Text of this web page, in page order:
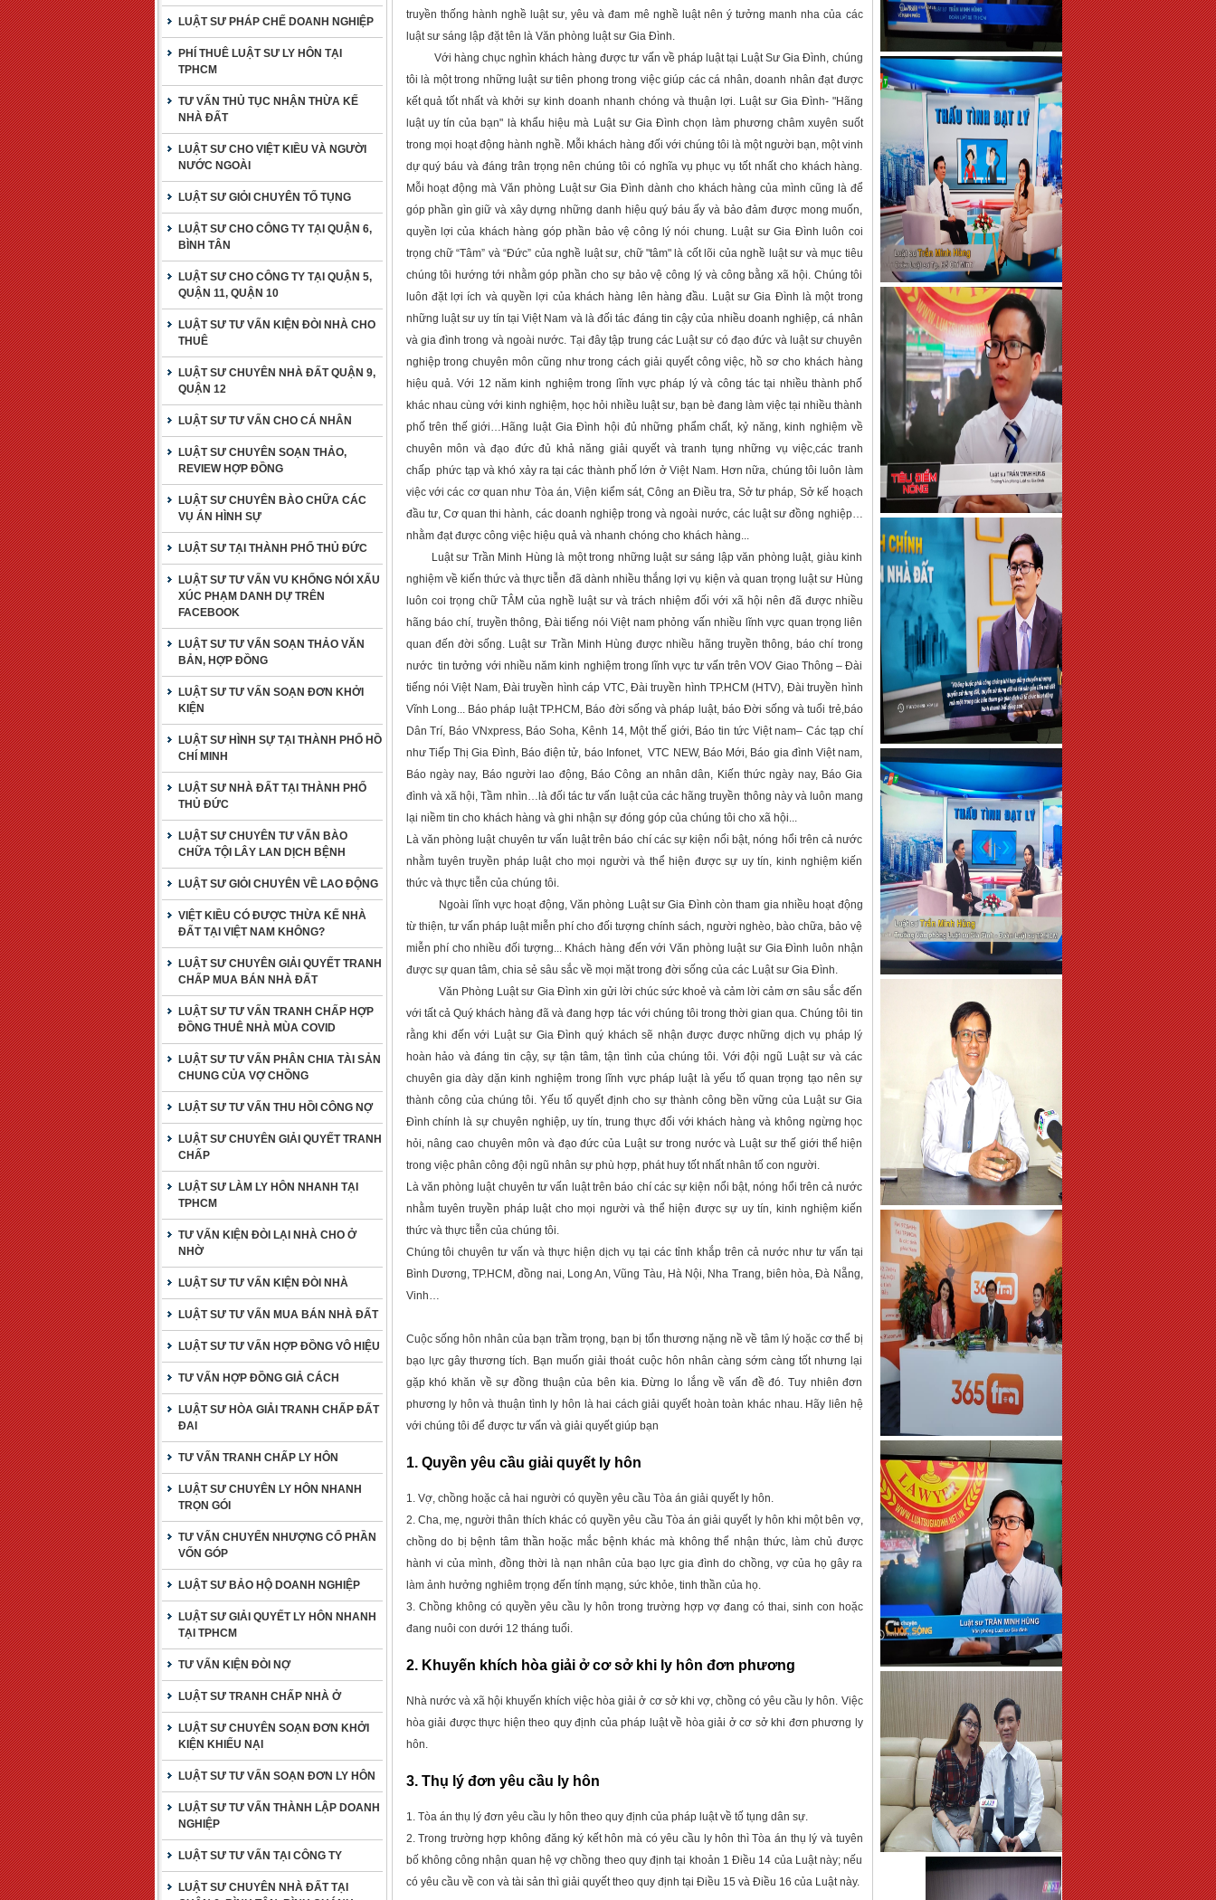
LUẬT SƯ PHÁP CHẾ DOANH NGHIỆP
PHÍ THUÊ LUẬT SƯ LY HÔN TẠI
TPHCM
TƯ VẤN THỦ TỤC NHẬN THỪA KẾ
NHÀ ĐẤT
LUẬT SƯ CHO VIỆT KIỀU VÀ NGƯỜI
NƯỚC NGOÀI
LUẬT SƯ GIỎI CHUYÊN TỐ TỤNG
LUẬT SƯ CHO CÔNG TY TẠI QUẬN 6,
BÌNH TÂN
LUẬT SƯ CHO CÔNG TY TẠI QUẬN 5,
QUẬN 11, QUẬN 10
LUẬT SƯ TƯ VẤN KIỆN ĐÒI NHÀ CHO
THUÊ
LUẬT SƯ CHUYÊN NHÀ ĐẤT QUẬN 9,
QUẬN 12
LUẬT SƯ TƯ VẤN CHO CÁ NHÂN
LUẬT SƯ CHUYÊN SOẠN THẢO,
REVIEW HỢP ĐỒNG
LUẬT SƯ CHUYÊN BÀO CHỮA CÁC
VỤ ÁN HÌNH SỰ
LUẬT SƯ TẠI THÀNH PHỐ THỦ ĐỨC
LUẬT SƯ TƯ VẤN VU KHỐNG NÓI XẤU
XÚC PHẠM DANH DỰ TRÊN
FACEBOOK
LUẬT SƯ TƯ VẤN SOẠN THẢO VĂN
BẢN, HỢP ĐỒNG
LUẬT SƯ TƯ VẤN SOẠN ĐƠN KHỞI
KIỆN
LUẬT SƯ HÌNH SỰ TẠI THÀNH PHỐ HỒ
CHÍ MINH
LUẬT SƯ NHÀ ĐẤT TẠI THÀNH PHỐ
THỦ ĐỨC
LUẬT SƯ CHUYÊN TƯ VẤN BÀO
CHỮA TỘI LÂY LAN DỊCH BỆNH
LUẬT SƯ GIỎI CHUYÊN VỀ LAO ĐỘNG
VIỆT KIỀU CÓ ĐƯỢC THỪA KẾ NHÀ
ĐẤT TẠI VIỆT NAM KHÔNG?
LUẬT SƯ CHUYÊN GIẢI QUYẾT TRANH
CHẤP MUA BÁN NHÀ ĐẤT
LUẬT SƯ TƯ VẤN TRANH CHẤP HỢP
ĐỒNG THUÊ NHÀ MÙA COVID
LUẬT SƯ TƯ VẤN PHÂN CHIA TÀI SẢN
CHUNG CỦA VỢ CHỒNG
LUẬT SƯ TƯ VẤN THU HỒI CÔNG NỢ
LUẬT SƯ CHUYÊN GIẢI QUYẾT TRANH
CHẤP
LUẬT SƯ LÀM LY HÔN NHANH TẠI
TPHCM
TƯ VẤN KIỆN ĐÒI LẠI NHÀ CHO Ở
NHỜ
LUẬT SƯ TƯ VẤN KIỆN ĐÒI NHÀ
LUẬT SƯ TƯ VẤN MUA BÁN NHÀ ĐẤT
LUẬT SƯ TƯ VẤN HỢP ĐỒNG VÔ HIỆU
TƯ VẤN HỢP ĐỒNG GIẢ CÁCH
LUẬT SƯ HÒA GIẢI TRANH CHẤP ĐẤT
ĐAI
TƯ VẤN TRANH CHẤP LY HÔN
LUẬT SƯ CHUYÊN LY HÔN NHANH
TRỌN GÓI
TƯ VẤN CHUYỂN NHƯỢNG CỔ PHẦN
VỐN GÓP
LUẬT SƯ BẢO HỘ DOANH NGHIỆP
LUẬT SƯ GIẢI QUYẾT LY HÔN NHANH
TẠI TPHCM
TƯ VẤN KIỆN ĐÒI NỢ
LUẬT SƯ TRANH CHẤP NHÀ Ở
LUẬT SƯ CHUYÊN SOẠN ĐƠN KHỞI
KIỆN KHIẾU NẠI
LUẬT SƯ TƯ VẤN SOẠN ĐƠN LY HÔN
LUẬT SƯ TƯ VẤN THÀNH LẬP DOANH
NGHIỆP
LUẬT SƯ TƯ VẤN TẠI CÔNG TY
LUẬT SƯ CHUYÊN NHÀ ĐẤT TẠI
truyền thống hành nghề luật sư, yêu và đam mê nghề luật nên ý tưởng manh nha của các
luật sư sáng lập đặt tên là Văn phòng luật sư Gia Đình.
Với hàng chục nghìn khách hàng được tư vấn về pháp luật tại Luật Sư Gia Đình, chúng
tôi là một trong những luật sư tiên phong trong việc giúp các cá nhân, doanh nhân đạt được
kết quả tốt nhất và khởi sự kinh doanh nhanh chóng và thuận lợi. Luật sư Gia Đình- "Hãng
luật uy tín của bạn" là khẩu hiệu mà Luật sư Gia Đình chọn làm phương châm xuyên suốt
trong mọi hoạt động hành nghề. Mỗi khách hàng đối với chúng tôi là một người bạn, một vinh
dự quý báu và đáng trân trọng nên chúng tôi có nghĩa vụ phục vụ tốt nhất cho khách hàng.
Mỗi hoạt động mà Văn phòng Luật sư Gia Đình dành cho khách hàng của mình cũng là để
góp phần gìn giữ và xây dựng những danh hiệu quý báu ấy và bảo đảm được mong muốn,
quyền lợi của khách hàng góp phần bảo vệ công lý nói chung. Luật sư Gia Đình luôn coi
trọng chữ “Tâm” và “Đức” của nghề luật sư, chữ "tâm" là cốt lõi của nghề luật sư và mục tiêu
chúng tôi hướng tới nhằm góp phần cho sự bảo vệ công lý và công bằng xã hội. Chúng tôi
luôn đặt lợi ích và quyền lợi của khách hàng lên hàng đầu. Luật sư Gia Đình là một trong
những luật sư uy tín tại Việt Nam và là đối tác đáng tin cậy của nhiều doanh nghiệp, cá nhân
và gia đình trong và ngoài nước. Tại đây tập trung các Luật sư có đạo đức và luật sư chuyên
nghiệp trong chuyên môn cũng như trong cách giải quyết công việc, hồ sơ cho khách hàng
hiệu quả. Với 12 năm kinh nghiệm trong lĩnh vực pháp lý và công tác tại nhiều thành phố
khác nhau cùng với kinh nghiệm, học hỏi nhiều luật sư, bạn bè đang làm việc tại nhiều thành
phố trên thế giới…Hãng luật Gia Đình hội đủ những phẩm chất, kỷ năng, kinh nghiệm về
chuyên môn và đạo đức đủ khả năng giải quyết và tranh tụng những vụ việc,các tranh
chấp phức tạp và khó xảy ra tại các thành phố lớn ở Việt Nam. Hơn nữa, chúng tôi luôn làm
việc với các cơ quan như Tòa án, Viện kiểm sát, Công an Điều tra, Sở tư pháp, Sở kế hoạch
đầu tư, Cơ quan thi hành, các doanh nghiệp trong và ngoài nước, các luật sư đồng nghiệp…
nhằm đạt được công việc hiệu quả và nhanh chóng cho khách hàng...
Luật sư Trần Minh Hùng là một trong những luật sư sáng lập văn phòng luật, giàu kinh
nghiệm về kiến thức và thực tiễn đã dành nhiều thắng lợi vụ kiện và quan trọng luật sư Hùng
luôn coi trọng chữ TÂM của nghề luật sư và trách nhiệm đối với xã hội nên đã được nhiều
hãng báo chí, truyền thông, Đài tiếng nói Việt nam phỏng vấn nhiều lĩnh vực quan trọng liên
quan đến đời sống. Luật sư Trần Minh Hùng được nhiều hãng truyền thông, báo chí trong
nước tin tưởng với nhiều năm kinh nghiệm trong lĩnh vực tư vấn trên VOV Giao Thông – Đài
tiếng nói Việt Nam, Đài truyền hình cáp VTC, Đài truyền hình TP.HCM (HTV), Đài truyền hình
Vĩnh Long... Báo pháp luật TP.HCM, Báo đời sống và pháp luật, báo Đời sống và tuổi trẻ,báo
Dân Trí, Báo VNxpress, Báo Soha, Kênh 14, Một thế giới, Báo tin tức Việt nam– Các tạp chí
như Tiếp Thị Gia Đình, Báo điện tử, báo Infonet, VTC NEW, Báo Mới, Báo gia đình Việt nam,
Báo ngày nay, Báo người lao động, Báo Công an nhân dân, Kiến thức ngày nay, Báo Gia
đình và xã hội, Tầm nhìn…là đối tác tư vấn luật của các hãng truyền thông này và luôn mang
lại niềm tin cho khách hàng và ghi nhận sự đóng góp của chúng tôi cho xã hội...
Là văn phòng luật chuyên tư vấn luật trên báo chí các sự kiện nổi bật, nóng hổi trên cả nước
nhằm tuyên truyền pháp luật cho mọi người và thể hiện được sự uy tín, kinh nghiệm kiến
thức và thực tiễn của chúng tôi.
Ngoài lĩnh vực hoạt động, Văn phòng Luật sư Gia Đình còn tham gia nhiều hoạt động
từ thiện, tư vấn pháp luật miễn phí cho đối tượng chính sách, người nghèo, bào chữa, bảo vệ
miễn phí cho nhiều đối tượng... Khách hàng đến với Văn phòng luật sư Gia Đình luôn nhận
được sự quan tâm, chia sẻ sâu sắc về mọi mặt trong đời sống của các Luật sư Gia Đình.
Văn Phòng Luật sư Gia Đình xin gửi lời chúc sức khoẻ và cảm lời cảm ơn sâu sắc đến
với tất cả Quý khách hàng đã và đang hợp tác với chúng tôi trong thời gian qua. Chúng tôi tin
rằng khi đến với Luật sư Gia Đình quý khách sẽ nhận được được những dịch vụ pháp lý
hoàn hảo và đáng tin cậy, sự tận tâm, tận tình của chúng tôi. Với đội ngũ Luật sư và các
chuyên gia dày dặn kinh nghiệm trong lĩnh vực pháp luật là yếu tố quan trọng tạo nên sự
thành công của chúng tôi. Yếu tố quyết định cho sự thành công bền vững của Luật sư Gia
Đình chính là sự chuyên nghiệp, uy tín, trung thực đối với khách hàng và không ngừng học
hỏi, nâng cao chuyên môn và đạo đức của Luật sư trong nước và Luật sư thế giới thể hiện
trong việc phân công đội ngũ nhân sự phù hợp, phát huy tốt nhất nhân tố con người.
Là văn phòng luật chuyên tư vấn luật trên báo chí các sự kiện nổi bật, nóng hổi trên cả nước
nhằm tuyên truyền pháp luật cho mọi người và thể hiện được sự uy tín, kinh nghiệm kiến
thức và thực tiễn của chúng tôi.
Chúng tôi chuyên tư vấn và thực hiện dịch vụ tại các tỉnh khắp trên cả nước như tư vấn tại
Bình Dương, TP.HCM, đồng nai, Long An, Vũng Tàu, Hà Nội, Nha Trang, biên hòa, Đà Nẵng,
Vinh…
Cuộc sống hôn nhân của bạn trầm trọng, bạn bị tổn thương nặng nề về tâm lý hoặc cơ thể bị
bạo lực gây thương tích. Bạn muốn giải thoát cuộc hôn nhân càng sớm càng tốt nhưng lại
gặp khó khăn về sự đồng thuận của bên kia. Đừng lo lắng về vấn đề đó. Tuy nhiên đơn
phương ly hôn vàthuận tình ly hôn là hai cách giải quyết hoàn toàn khác nhau. Hãy liên hệ
với chúng tôi để được tư vấn và giải quyết giúp bạn
1. Quyền yêu cầu giải quyết ly hôn
1. Vợ, chồng hoặc cả hai người có quyền yêu cầu Tòa án giải quyết ly hôn.
2. Cha, mẹ, người thân thích khác có quyền yêu cầu Tòa án giải quyết ly hôn khi một bên vợ,
chồng do bị bệnh tâm thần hoặc mắc bệnh khác mà không thể nhận thức, làm chủ được
hành vi của mình, đồng thời là nạn nhân của bạo lực gia đình do chồng, vợ của họ gây ra
làm ảnh hưởng nghiêm trọng đến tính mạng, sức khỏe, tinh thần của họ.
3. Chồng không có quyền yêu cầu ly hôn trong trường hợp vợ đang có thai, sinh con hoặc
đang nuôi con dưới 12 tháng tuổi.
2. Khuyến khích hòa giải ở cơ sở khi ly hôn đơn phương
Nhà nước và xã hội khuyến khích việc hòa giải ở cơ sở khi vợ, chồng có yêu cầu ly hôn. Việc
hòa giải được thực hiện theo quy định của pháp luật về hòa giải ở cơ sở khi đơn phương ly
hôn.
3. Thụ lý đơn yêu cầu ly hôn
1. Tòa án thụ lý đơn yêu cầu ly hôn theo quy định của pháp luật về tố tụng dân sự.
2. Trong trường hợp không đăng ký kết hôn mà có yêu cầu ly hôn thì Tòa án thụ lý và tuyên
bố không công nhận quan hệ vợ chồng theo quy định tại khoản 1 Điều 14 của Luật này; nếu
có yêu cầu về con và tài sản thì giải quyết theo quy định tại Điều 15 và Điều 16 của Luật này.